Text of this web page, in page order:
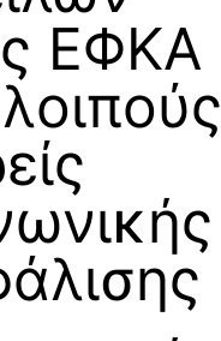
ΕΦΚΑ